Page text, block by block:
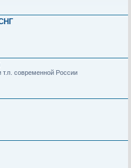
современной России